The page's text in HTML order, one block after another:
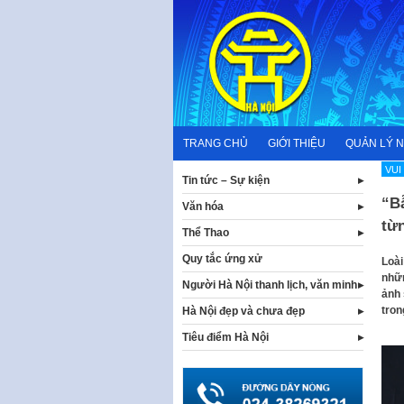
content
TRANG CHỦ GIỚI THIỆU QUẢN LÝ
VUI
ảnh
Tin tức – Sự kiện
Văn hóa
Thể Thao
Quy tắc ứng xử
Người Hà Nội thanh lịch, văn minh
Hà Nội đẹp và chưa đẹp
Tiêu điểm Hà Nội